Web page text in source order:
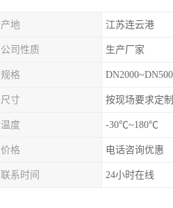
产地 江苏连云港
公司性质 生产厂家
规格
尺寸 按现场要求定制
温度 -30℃~180℃
价格 电话咨询优惠
联系时间 24小时在线